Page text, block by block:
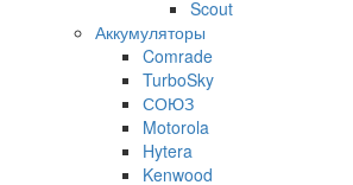
Scout
Аккумуляторы
Comrade
TurboSky
СОЮЗ
Motorola
Hytera
Kenwood